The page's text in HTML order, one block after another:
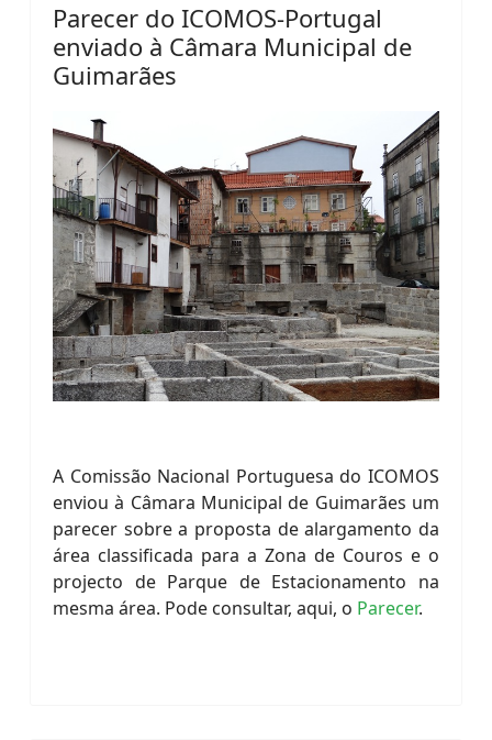
Parecer do ICOMOS-Portugal
enviado à Câmara Municipal de
Guimarães
A Comissão Nacional Portuguesa do ICOMOS
enviou à Câmara Municipal de Guimarães um
parecer sobre a proposta de alargamento da
área classificada para a Zona de Couros e o
projecto de Parque de Estacionamento na
mesma área. Pode consultar, aqui, o Parecer.